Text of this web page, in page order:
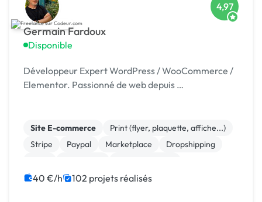
Germain Fardoux
Disponible
4,97
Développeur Expert WordPress / WooCommerce /
Elementor. Passionné de web depuis …
Site E-commerce
Print (flyer, plaquette, affiche...)
Stripe
Paypal Marketplace
Dropshipping
Système de paiement
40 €/h 102 projets réalisés